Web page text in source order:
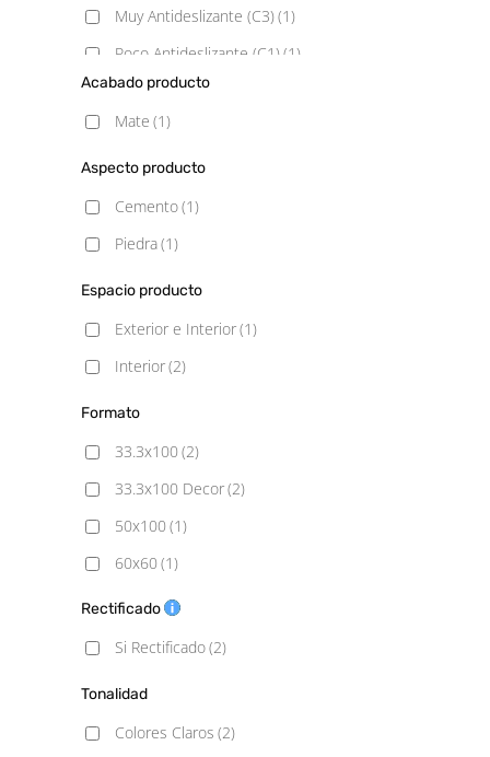
Muy Antideslizante (C3)(1)
Poco Antideslizante (C1)(1)
Acabado producto
Mate (1)
Aspecto producto
Cemento(1)
Piedra(1)
Espacio producto
Exterior e Interior(1)
Interior(2)
Formato
33.3x100 (2)
33.3x100 Decor(2)
50x100 (1)
60x60 (1)
60x120(1)
90x90
(1)
Rectificado
Si Rectificado(2)
Tonalidad
Colores Claros (2)